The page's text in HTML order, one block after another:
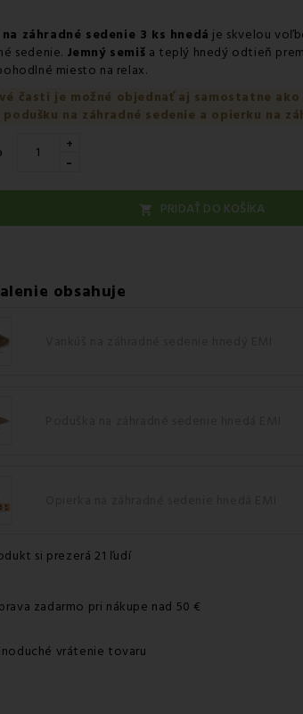
záhradné sedenie 3 ks hnedá je skvelou
sedenie. Jemný semiš a teplý hnedý odtieň
miesto na relax.
časti je možné objednať aj samostatne ako
podušku na záhradné sedenie a opierku na
+
-
 PRIDAŤ DO KOŠÍKA
obsahuje
si prezerá 21 ľudí
zadarmo pri nákupe nad 50 €
vrátenie tovaru